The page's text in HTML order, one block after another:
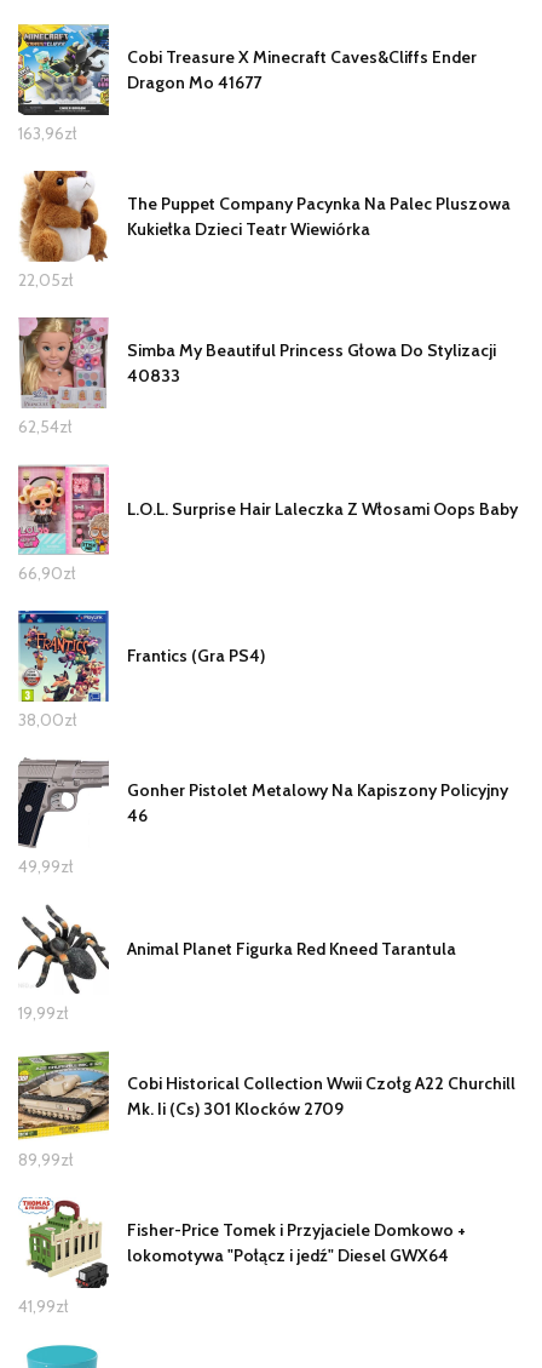
Cobi Treasure X Minecraft Caves&Cliffs Ender
Dragon Mo 41677
163,96zł
The Puppet Company Pacynka Na Palec Pluszowa
Kukiełka Dzieci Teatr Wiewiórka
22,05zł
Simba My Beautiful Princess Głowa Do Stylizacji
40833
62,54zł
L.O.L. Surprise Hair Laleczka Z Włosami Oops Baby
66,90zł
Frantics (Gra PS4)
38,00zł
Gonher Pistolet Metalowy Na Kapiszony Policyjny
46
49,99zł
Animal Planet Figurka Red Kneed Tarantula
19,99zł
Cobi Historical Collection Wwii Czołg A22 Churchill
Mk. Ii (Cs) 301 Klocków 2709
89,99zł
Fisher-Price Tomek i Przyjaciele Domkowo +
lokomotywa "Połącz i jedź" Diesel GWX64
41,99zł